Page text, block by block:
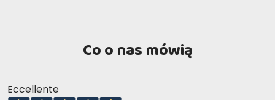
Co o nas mówią
Eccellente